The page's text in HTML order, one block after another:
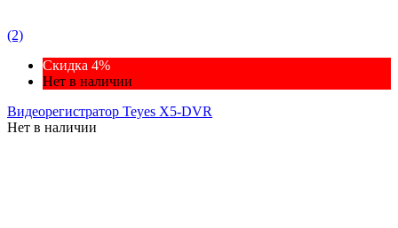
(2)
Скидка 4%
Нет в наличии
Видеорегистратор Teyes X5-DVR
Нет в наличии